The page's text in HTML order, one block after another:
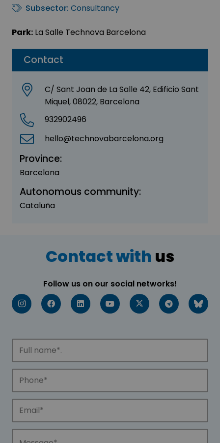
Contact
C/ Sant Joan de La Salle 42, Edificio Sant
Miquel, 08022, Barcelona
932902496
hello@technovabarcelona.org
Province:
Barcelona
Autonomous community:
Cataluña
Subsector: Consultancy
Park: La Salle Technova Barcelona
Contact with us
Follow us on our social networks!